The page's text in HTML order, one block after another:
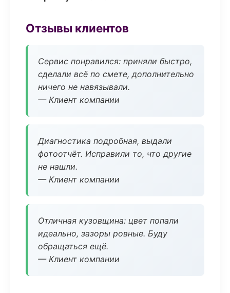
Отзывы клиентов
Сервис понравился: приняли быстро,
сделали всё по смете, дополнительно
ничего не навязывали.
— Клиент компании
Диагностика подробная, выдали
фотоотчёт. Исправили то, что другие
не нашли.
— Клиент компании
Отличная кузовщина: цвет попали
идеально, зазоры ровные. Буду
обращаться ещё.
— Клиент компании